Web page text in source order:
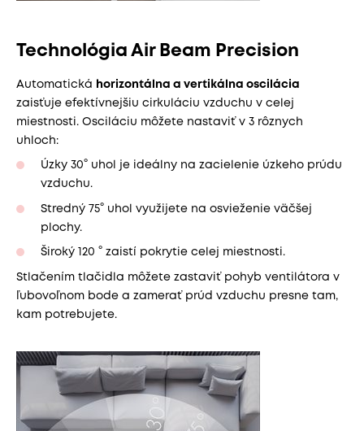
Technológia Air Beam Precision
Automatická
horizontálna a vertikálna oscilácia
zaisťuje efektívnejšiu cirkuláciu vzduchu v celej
miestnosti. Osciláciu môžete nastaviť v 3 rôznych
uhloch:
Úzky 30° uhol je ideálny na zacielenie úzkeho prúdu
vzduchu.
Stredný 75° uhol využijete na osvieženie väčšej
plochy.
Široký 120 ° zaistí pokrytie celej miestnosti.
Stlačením tlačidla môžete zastaviť pohyb ventilátora v
ľubovoľnom bode a zamerať prúd vzduchu presne tam,
kam potrebujete.